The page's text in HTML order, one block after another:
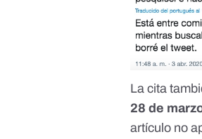
La cita
28 de
artículo no